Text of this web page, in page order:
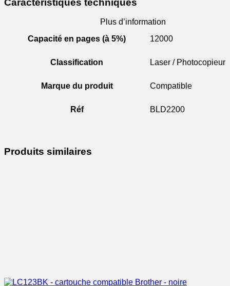
Plus d’information
Capacité en pages (à 5%)
12000
Classification Laser / Photocopieur
Marque du produit Compatible
Réf BLD2200
Produits similaires